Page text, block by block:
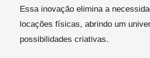
Essa inovação elimina a
locações físicas, abrindo um
possibilidades criativas.